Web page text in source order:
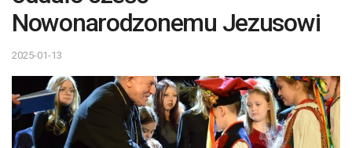
Nowonarodzonemu Jezusowi
2025-01-13